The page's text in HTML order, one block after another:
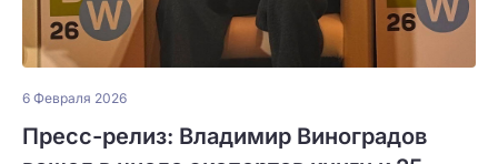
6 Февраля 2026
Пресс-релиз: Владимир Виноградов